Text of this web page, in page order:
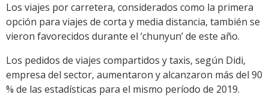
Los viajes por carretera, considerados como la primera
opción para viajes de corta y media distancia, también se
vieron favorecidos durante el ‘chunyun’ de este año.
Los pedidos de viajes compartidos y taxis, según Didi,
empresa del sector, aumentaron y alcanzaron más del 90
% de las estadísticas para el mismo período de 2019.